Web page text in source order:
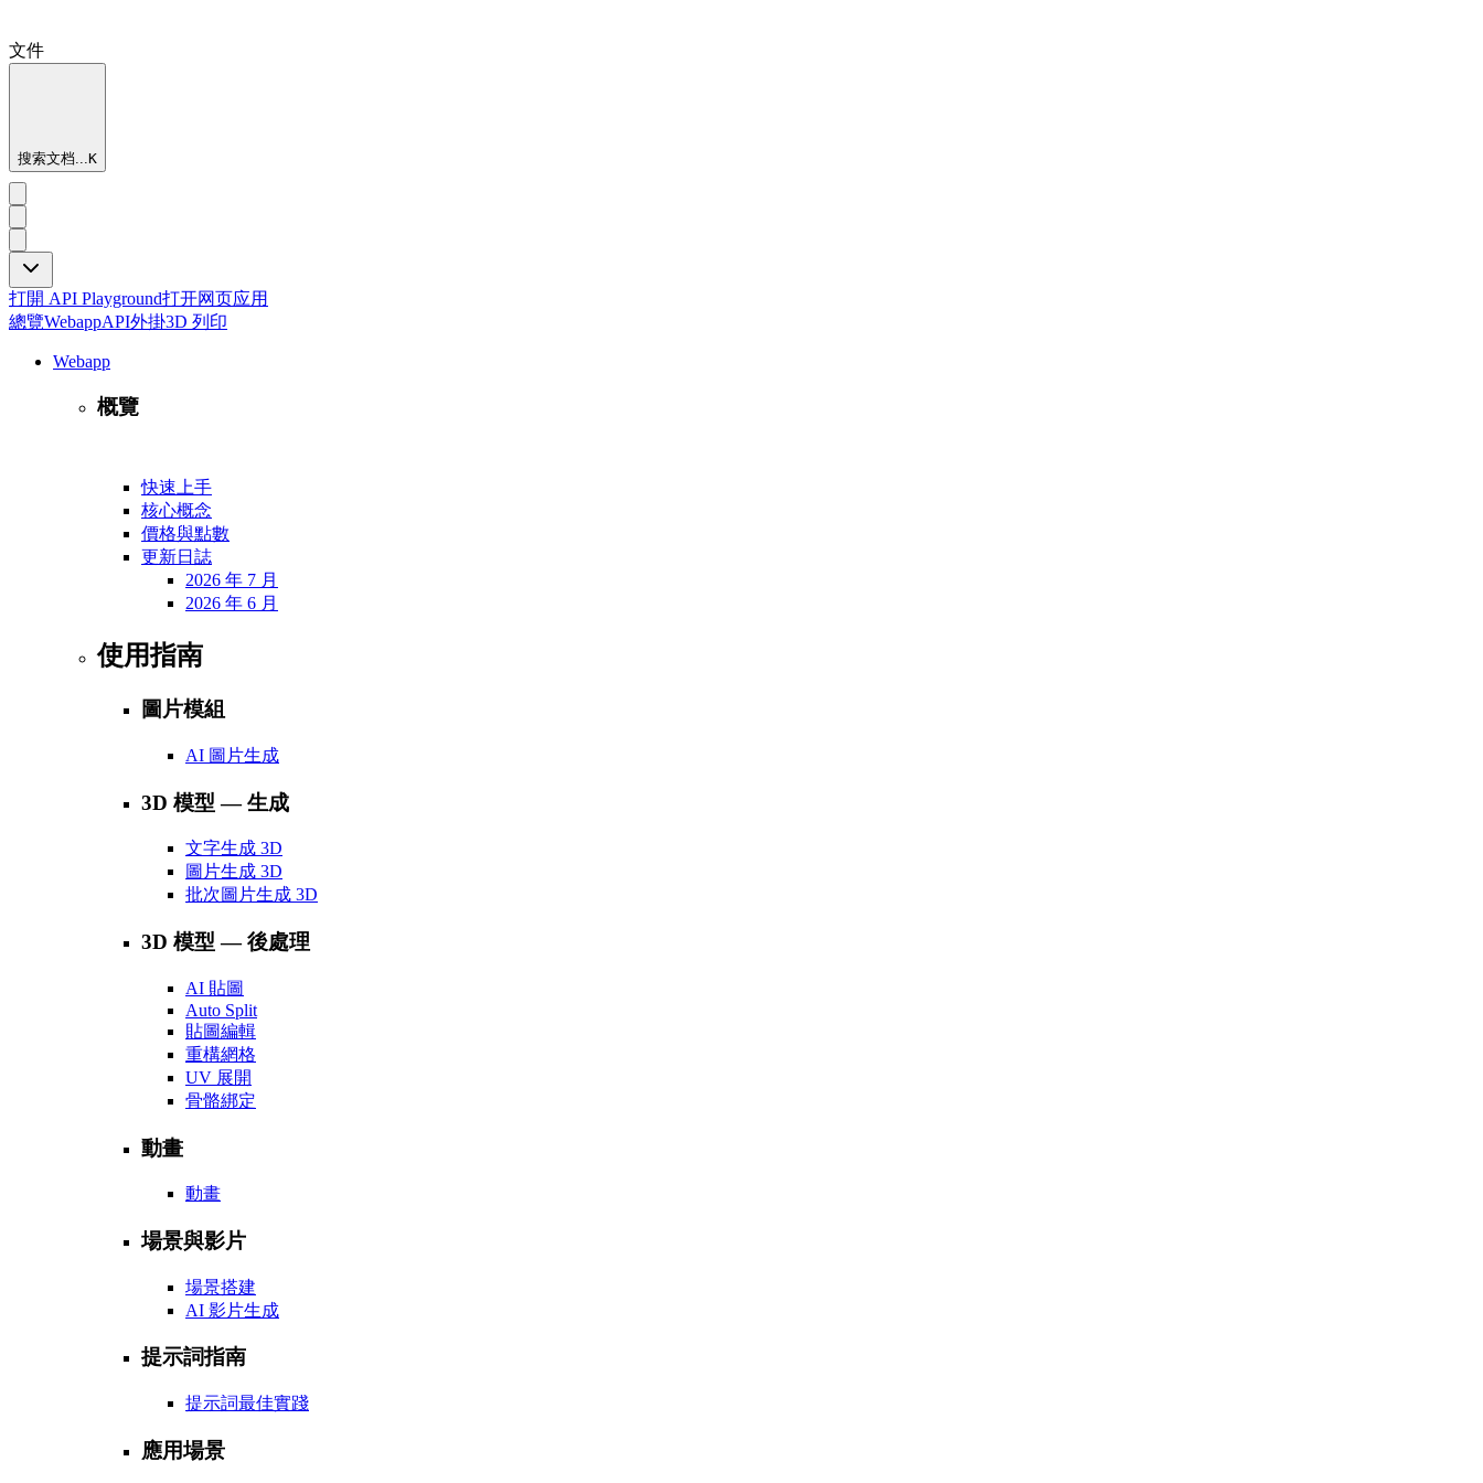
文件
搜索文档...K
打開 API Playground打开网页应用
總覽WebappAPI外掛3D 列印
Webapp
概覽
快速上手
核心概念
價格與點數
更新日誌
2026 年 7 月
2026 年 6 月
使用指南
圖片模組
AI 圖片生成
3D 模型 — 生成
文字生成 3D
圖片生成 3D
批次圖片生成 3D
3D 模型 — 後處理
AI 貼圖
Auto Split
貼圖編輯
重構網格
UV 展開
骨骼綁定
動畫
動畫
場景與影片
場景搭建
AI 影片生成
提示詞指南
提示詞最佳實踐
應用場景